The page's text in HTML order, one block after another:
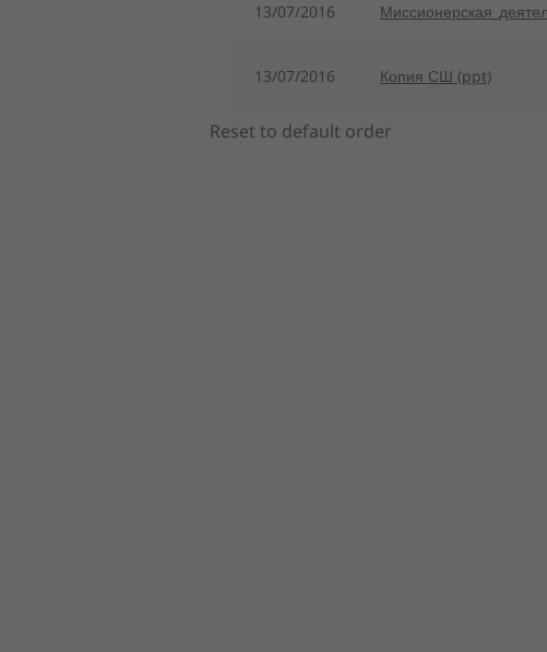
13/07/2016
13/07/2016 Копия СШ (ppt)
Reset to default order